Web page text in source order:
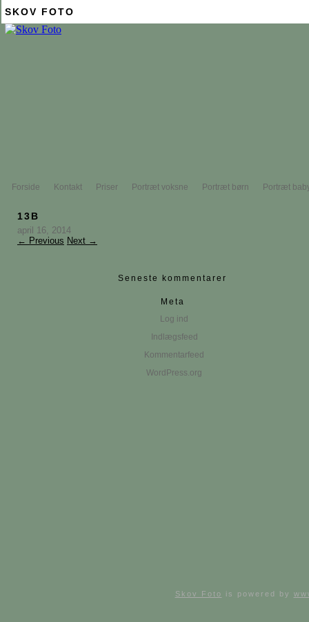
SKOV FOTO
Forside Kontakt Priser Portræt voksne Portræt børn Portræt
13B
april 16, 2014
← Previous Next →
Seneste kommentarer
Meta
Log ind
Indlægsfeed
Kommentarfeed
WordPress.org
Skov Foto is powered by